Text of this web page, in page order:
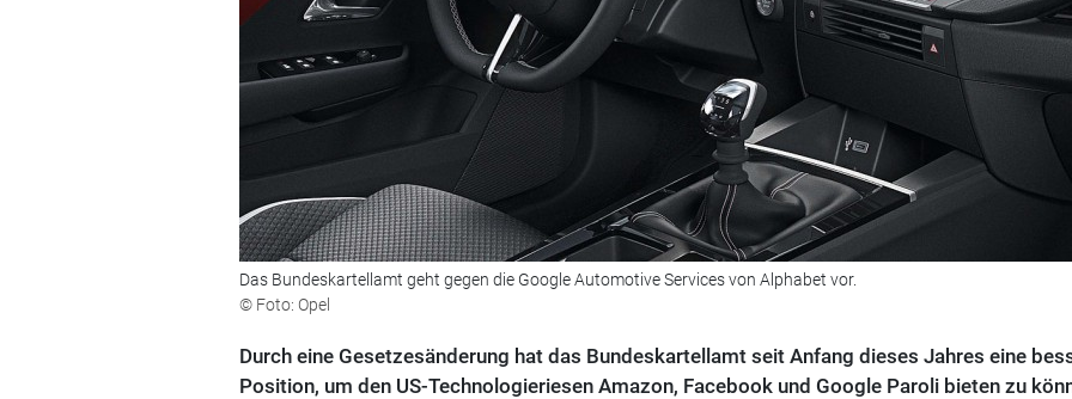
Das Bundeskartellamt geht gegen die Google Automotive Services von Alphabet vor.
© Foto: Opel
Durch eine Gesetzesänderung hat das Bundeskartellamt seit Anfang dieses Jahres eine
Position, um den US-Technologieriesen Amazon, Facebook und Google Paroli bieten zu